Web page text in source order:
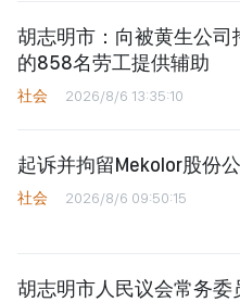
胡志明市：向被黄生公司
的858名劳工提供辅助
社会 2026/8/6 13:35:10
起诉并拘留Mekolor股份
社会 2026/8/6 09:50:15
胡志明市人民议会常务委